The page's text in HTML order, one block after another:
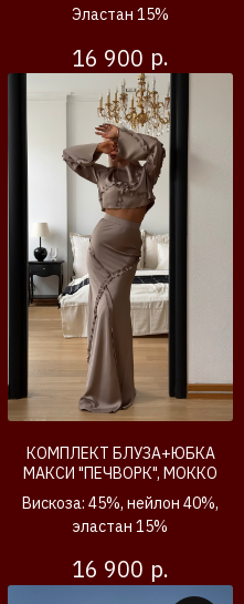
Эластан 15%
16 900 р.
КОМПЛЕКТ БЛУЗА+ЮБКА
МАКСИ "ПЕЧВОРК", МОККО
Вискоза: 45%, нейлон 40%,
эластан 15%
16 900 р.